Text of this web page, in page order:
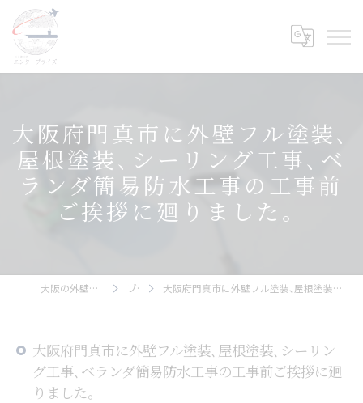
大阪府門真市に外壁フル塗装､
屋根塗装､シーリング工事､ベ
ランダ簡易防水工事の工事前
ご挨拶に廻りました。
大阪の外壁塗装ならエンタープライズ ブログ 大阪府門真市に外壁フル塗装､屋根塗装､シーリング工事､ベランダ簡易防水工事の工事前ご挨拶に廻りました。
大阪府門真市に外壁フル塗装､屋根塗装､シーリン
グ工事､ベランダ簡易防水工事の工事前ご挨拶に廻
りました。